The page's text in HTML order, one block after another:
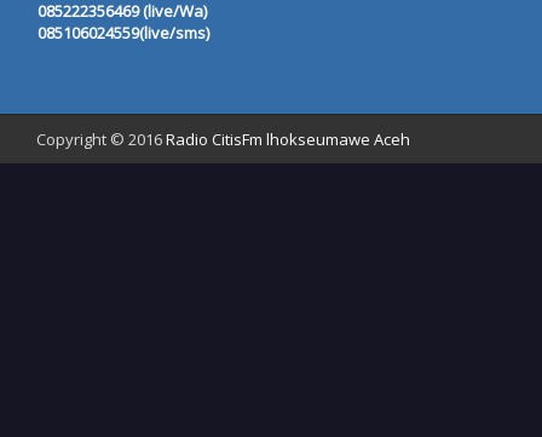
085222356469 (live/Wa)
085106024559(live/sms)
Copyright © 2016Radio CitisFm lhokseumawe Aceh